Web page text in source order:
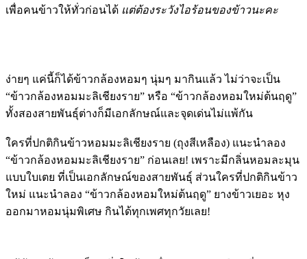
เพื่อคนข้าวให้ทั่วก่อนได้ แต่ต้องระวังไอร้อนของข้าวนะคะ
ง่ายๆ แค่นี้ก็ได้ข้าวกล้องหอมๆ นุ่มๆ มากินแล้ว ไม่ว่าจะเป็น
“ข้าวกล้องหอมมะลิเชียงราย” หรือ “ข้าวกล้องหอมใหม่ต้นฤดู”
ทั้งสองสายพันธุ์ต่างก็มีเอกลักษณ์และจุดเด่นไม่แพ้กัน
ใครที่ปกติกินข้าวหอมมะลิเชียงราย (ถุงสีเหลือง) แนะนำลอง
“ข้าวกล้องหอมมะลิเชียงราย” ก่อนเลย! เพราะมีกลิ่นหอมละมุน
แบบใบเตย ที่เป็นเอกลักษณ์ของสายพันธุ์ ส่วนใครที่ปกติกินข้าว
ใหม่ แนะนำลอง “ข้าวกล้องหอมใหม่ต้นฤดู” ยางข้าวเยอะ หุง
ออกมาหอมนุ่มพิเศษ กินได้ทุกเพศทุกวัยเลย!